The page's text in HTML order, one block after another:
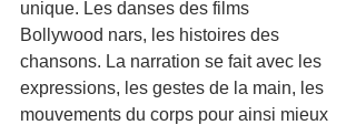
unique. Les danses des films
Bollywood nars, les histoires des
chansons. La narration se fait avec les
expressions, les gestes de la main, les
mouvements du corps pour ainsi mieux